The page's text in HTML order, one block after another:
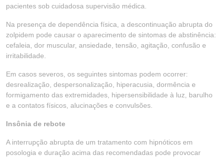
pacientes sob cuidadosa supervisão médica.
Na presença de dependência física, a descontinuação abrupta do
zolpidem pode causar o aparecimento de sintomas de abstinência:
cefaleia, dor muscular, ansiedade, tensão, agitação, confusão e
irritabilidade.
Em casos severos, os seguintes sintomas podem ocorrer:
desrealização, despersonalização, hiperacusia, dormência e
formigamento das extremidades, hipersensibilidade à luz, barulho
e a contatos físicos, alucinações e convulsões.
Insônia de rebote
A interrupção abrupta de um tratamento com hipnóticos em
posologia e duração acima das recomendadas pode provocar